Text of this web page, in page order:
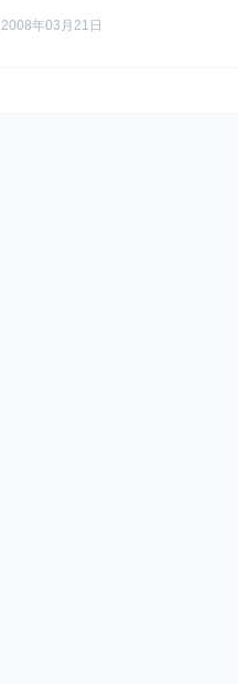
2008年03月21日